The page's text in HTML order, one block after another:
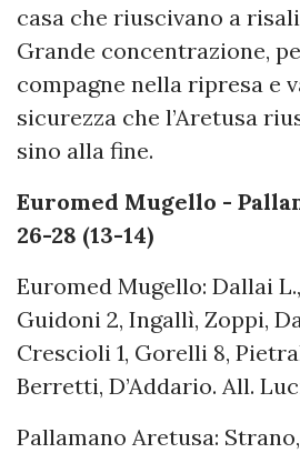
casa che riuscivano a
Grande concentrazione,
compagne nella ripresa e
sicurezza che l’Aretusa
sino alla fine.
Euromed Mugello -
26-28 (13-14)
Euromed Mugello: Dallai
Guidoni 2, Ingallì, Zoppi,
Crescioli 1, Gorelli 8,
Berretti, D’Addario. All.
Pallamano Aretusa: